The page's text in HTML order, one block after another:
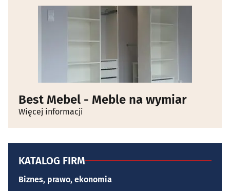
Best Mebel - Meble na wymiar
Więcej informacji
KATALOG FIRM
Biznes, prawo, ekonomia